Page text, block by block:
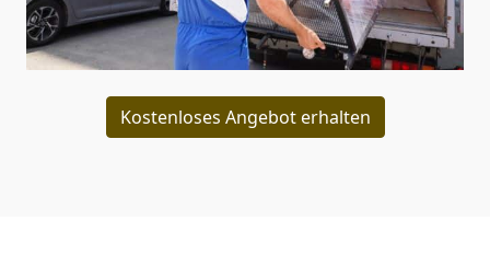
Kostenloses Angebot erhalten